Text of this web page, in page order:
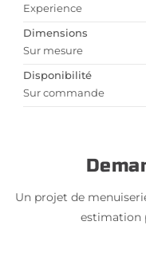
Experience
Dimensions
Sur mesure
Disponibilité
Sur commande
Un projet de
estimation